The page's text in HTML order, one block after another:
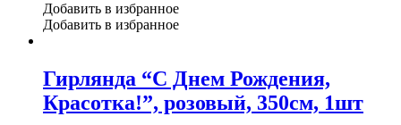
Добавить в избранное
Добавить в избранное
Гирлянда “С Днем Рождения,
Красотка!”, розовый, 350см, 1шт